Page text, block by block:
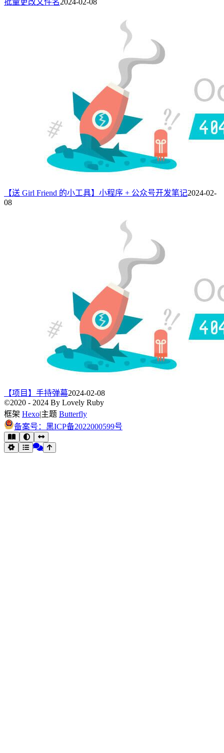
批量更改文件名2024-02-08
【送 Girl Friend 的小工具】小程序 + 公众号开发笔记2024-02-
08
【项目】手持弹幕2024-02-08
©2020 - 2024 By Lovely Ruby
框架 Hexo|主题 Butterfly
备案号：黑ICP备2022000599号